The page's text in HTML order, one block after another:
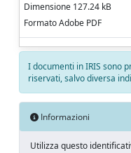
Dimensione 127.24 kB
Formato Adobe PDF
I documenti in IRIS sono
riservati, salvo diversa
Informazioni
Utilizza questo